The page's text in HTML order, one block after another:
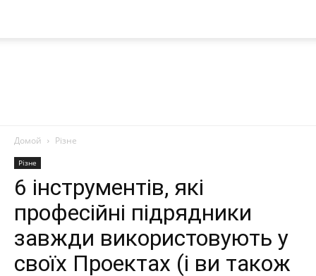
Домой Різне
Різне
6 інструментів, які
професійні підрядники
завжди використовують у
своїх Проектах (і ви також